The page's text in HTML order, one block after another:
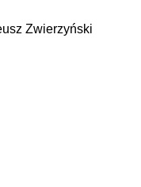
Zwierzyński